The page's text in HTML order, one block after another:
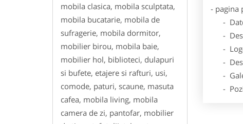
mobila clasica, mobila sculptata,
mobila bucatarie, mobila de
sufragerie, mobila dormitor,
mobilier birou, mobila baie,
mobilier hol, biblioteci, dulapuri
si bufete, etajere si rafturi, usi,
comode, paturi, scaune, masuta
cafea, mobila living, mobila
camera de zi, pantofar, mobilier
- pagina
-
-
-
-
-
-